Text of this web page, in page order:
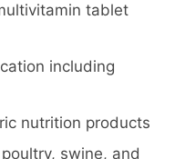
tablet
including
nutrition products
swine, and